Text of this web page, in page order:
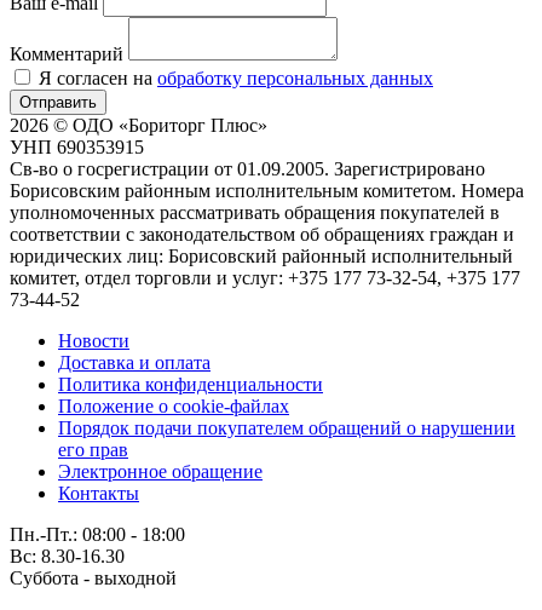
Комментарий
Я согласен на обработку персональных данных
Отправить
2026 © ОДО «Бориторг Плюс»
УНП 690353915
Св-во о госрегистрации от 01.09.2005. Зарегистрировано
Борисовским районным исполнительным комитетом. Номера
уполномоченных рассматривать обращения покупателей в
соответствии с законодательством об обращениях граждан и
юридических лиц: Борисовский районный исполнительный
комитет, отдел торговли и услуг: +375 177 73-32-54, +375 177
73-44-52
Новости
Доставка и оплата
Политика конфиденциальности
Положение о cookie-файлах
Порядок подачи покупателем обращений о нарушении
его прав
Электронное обращение
Контакты
Пн.-Пт.: 08:00 - 18:00
Вс: 8.30-16.30
Суббота - выходной